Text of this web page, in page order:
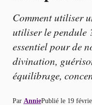
Comment utiliser
utiliser le pendule
essentiel pour de
divination,
équilibrage,
Par AnniePublié le 19